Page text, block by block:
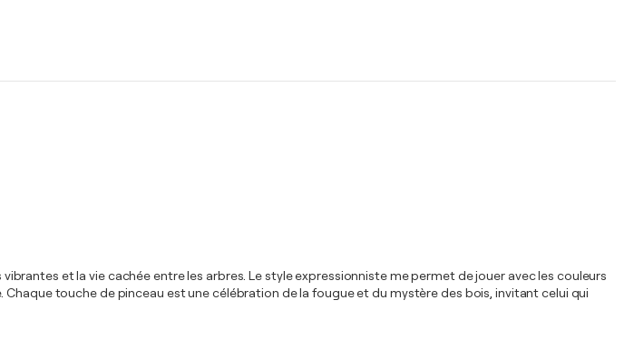
et la vie cachée entre les arbres. Le style expressionniste me permet de jouer avec les couleurs
touche de pinceau est une célébration de la fougue et du mystère des bois, invitant celui qui